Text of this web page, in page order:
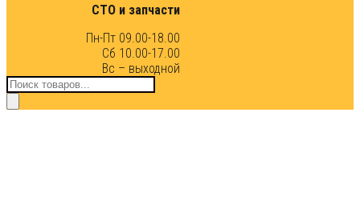
СТО и запчасти
Пн-Пт 09.00-18.00
Сб 10.00-17.00
Вс – выходной
Поиск
товаров